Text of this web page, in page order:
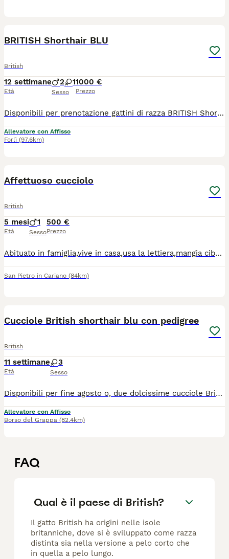
BRITISH Shorthair BLU
British
12 settimane
Età
2 1
Sesso
1000 €
Prezzo
Disponibili per prenotazione gattini di razza BRITISH Shorthair nati il 15.05.2026.Saranno disponibili ad eta di 3 mesi e ceduti con tutti vaccini necessari , libretto sanitario., kit cucciolo. Gia sverminati, abituati a usare lettiera e tiragraffi. genitori visibili e sono testati dalle malattie genetiche FIV,FELV,PKD,ECO CARDIO- negativo. Tutti i nostri gatti vivono in famiglia , gattini nati e cresciuti in Italia. Pedigree ministeriale Agi, riconosciuto dalla Federazione internazionale WCF (World Cat Federation) Siamo a Forli , ma e possibile effettuare la consegna. Piu foto e video su whatsapp 3203347190
Allevatore con Affisso
Forlì (97.6km)
Affettuoso cucciolo
British
5 mesi
Età
1
Sesso
500 €
Prezzo
Abituato in famiglia,vive in casa,usa la lettiera,mangia cibo in umido e croccantini. Cerca una nuova famiglia che lo ami e li offre il calore di cui ha bisogno. Dorme a letto,gioca tantissimo. Per più info e trattative chiamate o scrivete al numero 3297179069 loray1@gmx.com Diana
San Pietro in Cariano (84km)
Cucciole British shorthair blu con pedigree
British
11 settimane
Età
3
Sesso
Disponibili per fine agosto o, due dolcissime cucciole British blu e una lilac con pedigree, da serio allevamento con affisso Anfi. Avranno pedigree anfi, doppio ciclo vaccinale, sverminate, copia dei test genetici dei genitori, esenti dalla patologia genetica della razza, il rene policistico, esenti da fiv e felv, libretto sanitario, visita veterinaria con certificato di buona salute, contratto di cessione, passaggio di proprietà, antiparassitario esterno. Saranno abituate alla lettiera e al tira graffi. Avranno tre mesi al momento della cessione.
Allevatore con Affisso
Borso del Grappa (82.4km)
FAQ
Qual è il paese di British?
Il gatto British ha origini nelle isole
britanniche, dove si è sviluppato come razza
distinta sia nella versione a pelo corto che
in quella a pelo lungo.